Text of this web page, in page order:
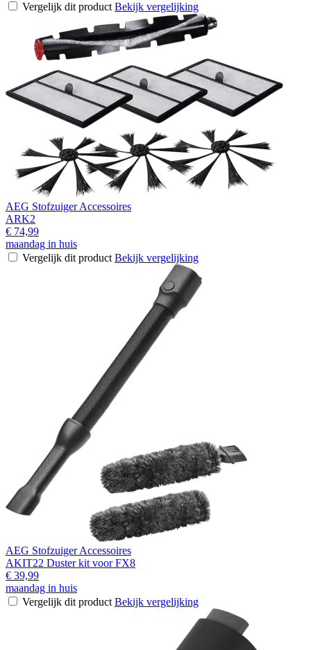
Vergelijk dit product Bekijk vergelijking
AEG Stofzuiger Accessoires
ARK2
€ 74,99
maandag in huis
Vergelijk dit product Bekijk vergelijking
AEG Stofzuiger Accessoires
AKIT22 Duster kit voor FX8
€ 39,99
maandag in huis
Vergelijk dit product Bekijk vergelijking